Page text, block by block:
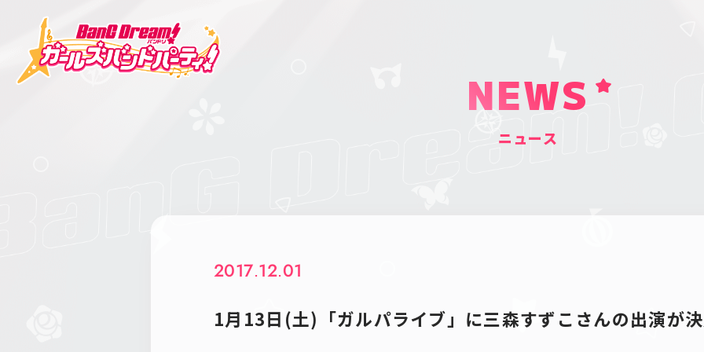
NEWS
ニュース
2017.12.01
1月13日(土)「ガルパライブ」に三森すずこさんの出演が